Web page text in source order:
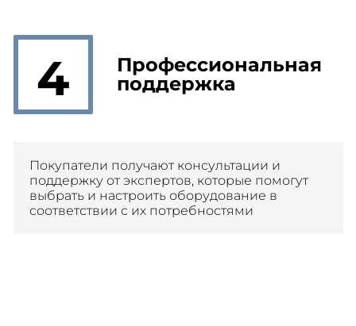
4
Профессиональная
поддержка
Покупатели получают консультации и
поддержку от экспертов, которые помогут
выбрать и настроить оборудование в
соответствии с их потребностями